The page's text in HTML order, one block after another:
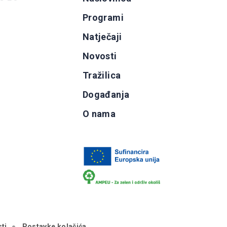
Programi
Natječaji
Novosti
Tražilica
Događanja
O nama